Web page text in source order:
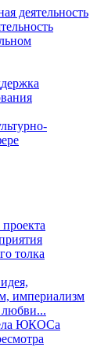
деятельность
толка
империализм
любви...
ЮКОСа